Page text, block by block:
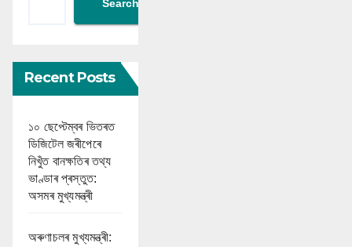
Search
Recent Posts
১০ ছেপ্টেম্বৰ ভিতৰত
ডিজিটেল জৰীপেৰে
নিখুঁত বানক্ষতিৰ তথ্য
ভাণ্ডাৰ প্ৰস্তুত:
অসমৰ মুখ্যমন্ত্ৰী
অৰুণাচলৰ মুখ্যমন্ত্ৰী: